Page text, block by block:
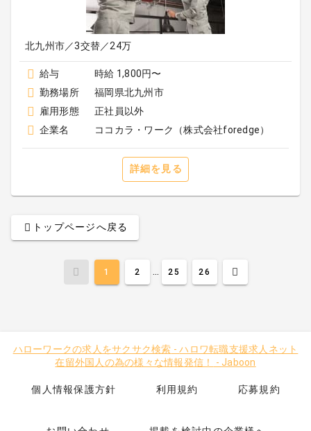
北九州市／3交替／24万
給与
時給 1,800円〜
勤務場所
福岡県北九州市
雇用形態
正社員以外
企業名
ココカラ・ワーク（株式会社foredge）
詳細を見る
トップページへ戻る
1 2 ... 25 26
ハローワークの求人をサクサク検索 -ハロワ転職支援求人ネット
在留外国人の為の様々な情報発信！
- Jaboon
個人情報保護方針 利用規約 応募規約